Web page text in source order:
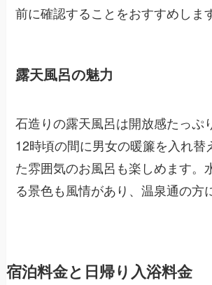
前に確認することをおすすめしま
露天風呂の魅力
石造りの露天風呂は開放感たっぷ
12時頃の間に男女の暖簾を入れ替
た雰囲気のお風呂も楽しめます。
る景色も風情があり、温泉通の方
宿泊料金と日帰り入浴料金